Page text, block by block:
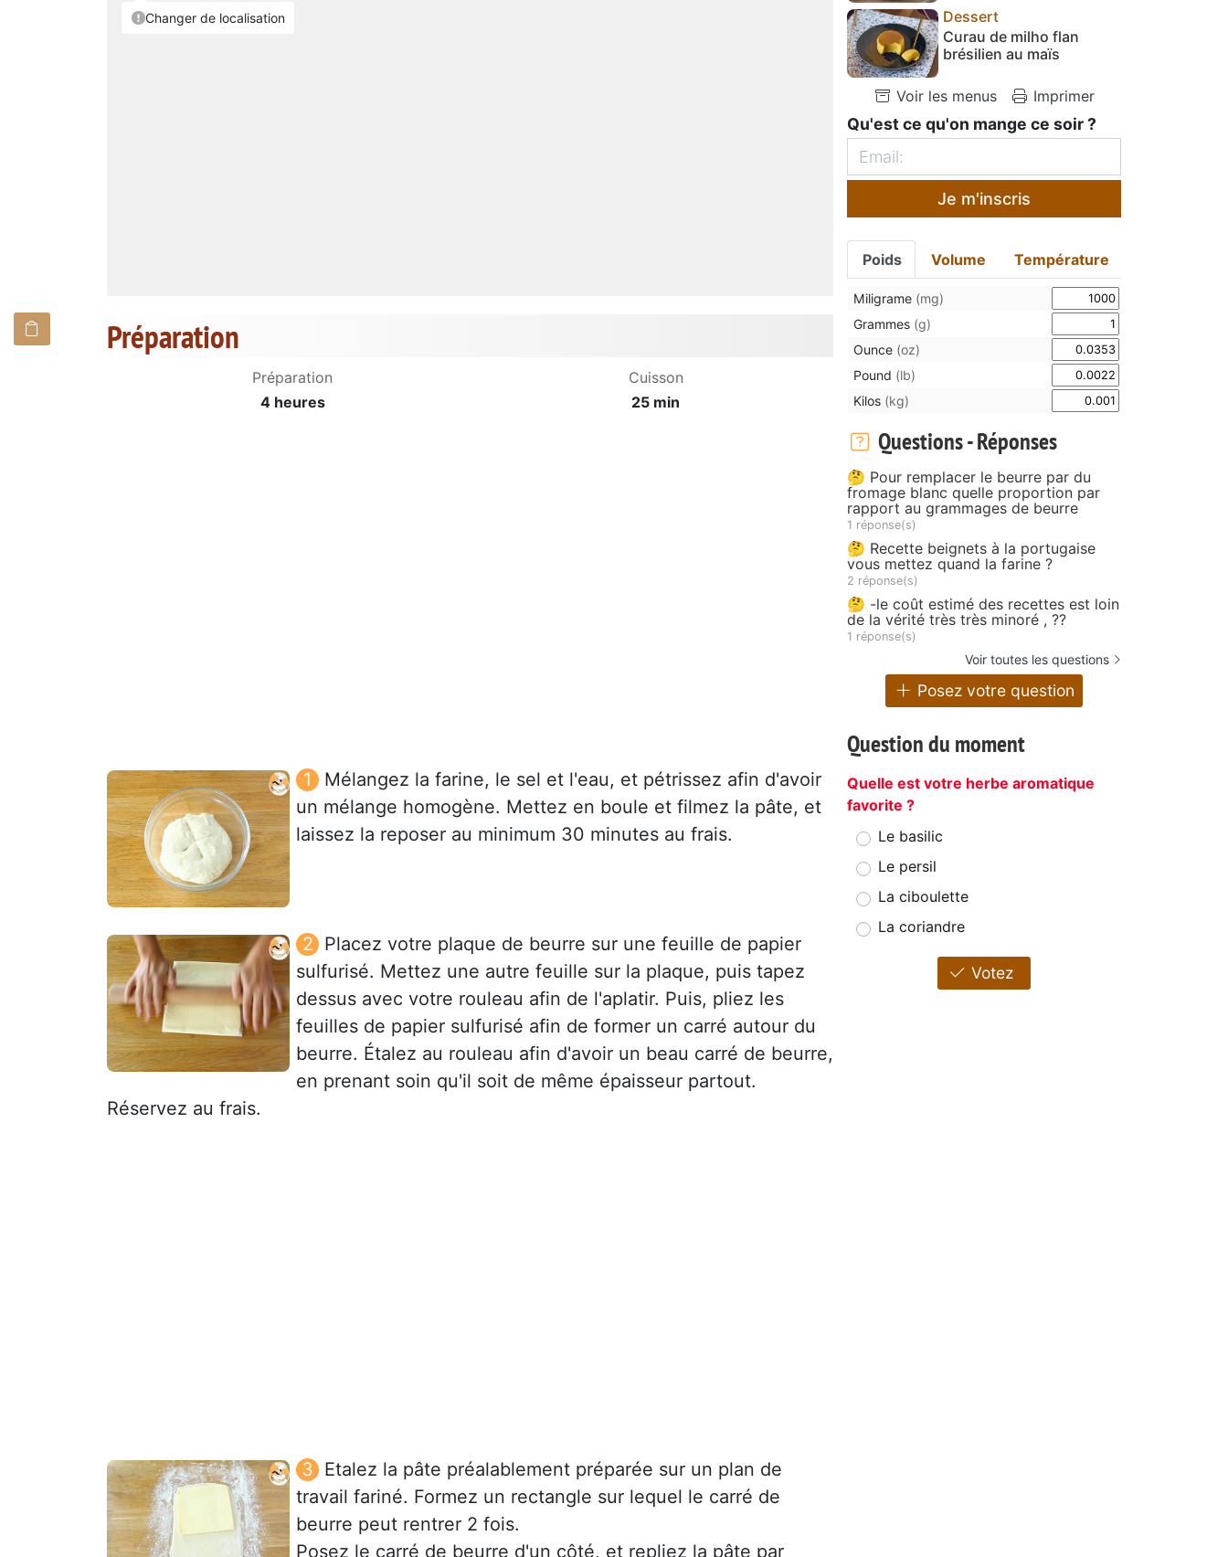
Préparation
Préparation
4 heures
Cuisson
25 min
Mélangez la farine, le sel et l'eau, et pétrissez afin d'avoir
un mélange homogène. Mettez en boule et filmez la pâte, et
laissez la reposer au minimum 30 minutes au frais.
Placez votre plaque de beurre sur une feuille de papier
sulfurisé. Mettez une autre feuille sur la plaque, puis tapez
dessus avec votre rouleau afin de l'aplatir. Puis, pliez les
feuilles de papier sulfurisé afin de former un carré autour du
beurre. Étalez au rouleau afin d'avoir un beau carré de beurre,
en prenant soin qu'il soit de même épaisseur partout.
Réservez au frais.
Etalez la pâte préalablement préparée sur un plan de
travail fariné. Formez un rectangle sur lequel le carré de
beurre peut rentrer 2 fois.
Posez le carré de beurre d'un côté, et repliez la pâte par
Dessert
Curau de milho flan
brésilien au maïs
Voir les menus Imprimer
Qu'est ce qu'on mange ce soir ?
Je m'inscris
Poids Volume Température
Miligrame (mg)
Grammes (g)
Ounce (oz)
Pound (lb)
Kilos (kg)
Questions - Réponses
🤔 Pour remplacer le beurre par du
fromage blanc quelle proportion par
rapport au grammages de beurre
1 réponse(s)
🤔 Recette beignets à la portugaise
vous mettez quand la farine ?
2 réponse(s)
🤔 -le coût estimé des recettes est loin
de la vérité très très minoré , ??
1 réponse(s)
Voir toutes les questions
Posez votre question
Question du moment
Quelle est votre herbe aromatique
favorite ?
Le basilic
Le persil
La ciboulette
La coriandre
Votez